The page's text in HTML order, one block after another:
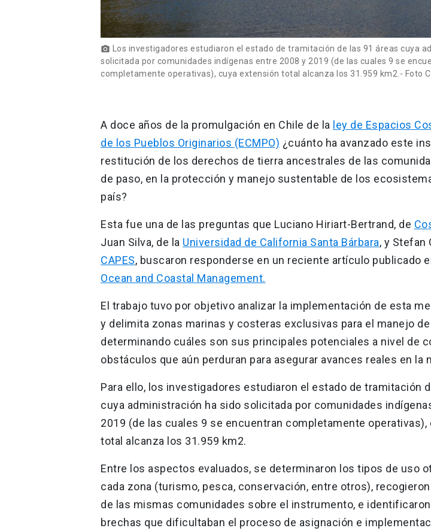
photo_camera Los investigadores estudiaron el estado de tramitación de las 91 áreas cuya
solicitada por comunidades indígenas entre 2008 y 2019 (de las cuales 9 se
completamente operativas), cuya extensión total alcanza los 31.959 km2.- Foto
A doce años de la promulgación en Chile de la ley de Espacios
de los Pueblos Originarios (ECMPO) ¿cuánto ha avanzado este
restitución de los derechos de tierra ancestrales de las
de paso, en la protección y manejo sustentable de los
país?
Esta fue una de las preguntas que Luciano Hiriart-Bertrand, de
Juan Silva, de la Universidad de California Santa Bárbara, y Stefan
CAPES, buscaron responderse en un reciente artículo publicado
Ocean and Coastal Management.
El trabajo tuvo por objetivo analizar la implementación de esta
y delimita zonas marinas y costeras exclusivas para el manejo
determinando cuáles son sus principales potenciales a nivel de
obstáculos que aún perduran para asegurar avances reales en la
Para ello, los investigadores estudiaron el estado de tramitación
cuya administración ha sido solicitada por comunidades
2019 (de las cuales 9 se encuentran completamente operativas),
total alcanza los 31.959 km2.
Entre los aspectos evaluados, se determinaron los tipos de uso
cada zona (turismo, pesca, conservación, entre otros),
de las mismas comunidades sobre el instrumento, e
brechas que dificultaban el proceso de asignación e